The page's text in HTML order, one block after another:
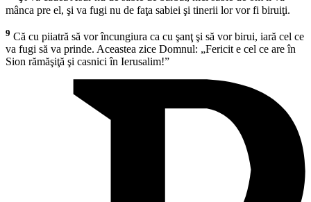
mânca pre el, şi va fugi nu de faţa sabiei şi tinerii lor vor fi biruiţi.
9 Că cu piiatră să vor încungiura ca cu şanţ şi să vor birui, iară cel ce
va fugi să va prinde. Aceastea zice Domnul: „Fericit e cel ce are în
Sion rămăşiţă şi casnici în Ierusalim!”